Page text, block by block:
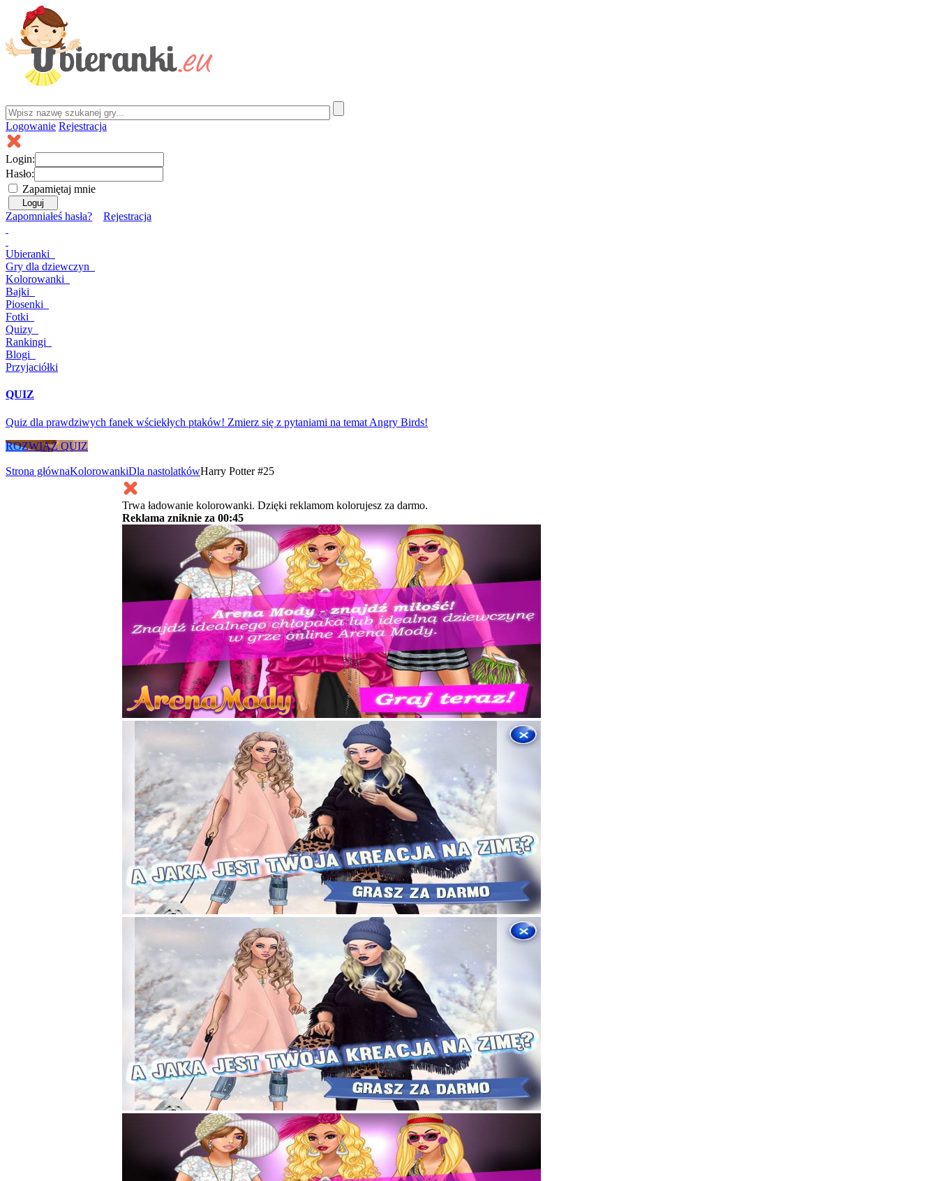
Logowanie Rejestracja
Login:
Hasło:
Zapamiętaj mnie
Zapomniałeś hasła? Rejestracja
Ubieranki
Gry dla dziewczyn
Kolorowanki
Bajki
Piosenki
Fotki
Quizy
Rankingi
Blogi
Przyjaciółki
QUIZ
Quiz dla prawdziwych fanek wściekłych ptaków! Zmierz się z pytaniami na temat Angry Birds!
ROZWIĄŻ QUIZ
Strona głównaKolorowankiDla nastolatkówHarry Potter #25
Trwa ładowanie kolorowanki. Dzięki reklamom kolorujesz za darmo.
Reklama zniknie za 00:45